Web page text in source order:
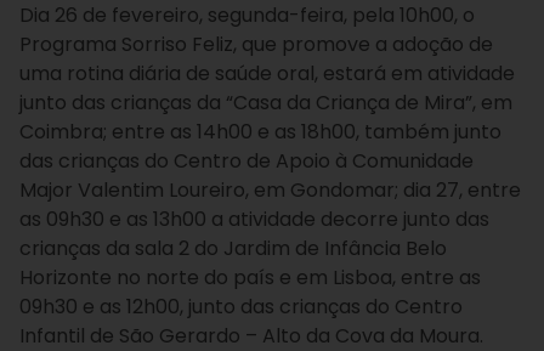
Dia 26 de fevereiro, segunda-feira, pela 10h00, o
Programa Sorriso Feliz, que promove a adoção de
uma rotina diária de saúde oral, estará em atividade
junto das crianças da “Casa da Criança de Mira”, em
Coimbra; entre as 14h00 e as 18h00, também junto
das crianças do Centro de Apoio à Comunidade
Major Valentim Loureiro, em Gondomar; dia 27, entre
as 09h30 e as 13h00 a atividade decorre junto das
crianças da sala 2 do Jardim de Infância Belo
Horizonte no norte do país e em Lisboa, entre as
09h30 e as 12h00, junto das crianças do Centro
Infantil de São Gerardo – Alto da Cova da Moura.